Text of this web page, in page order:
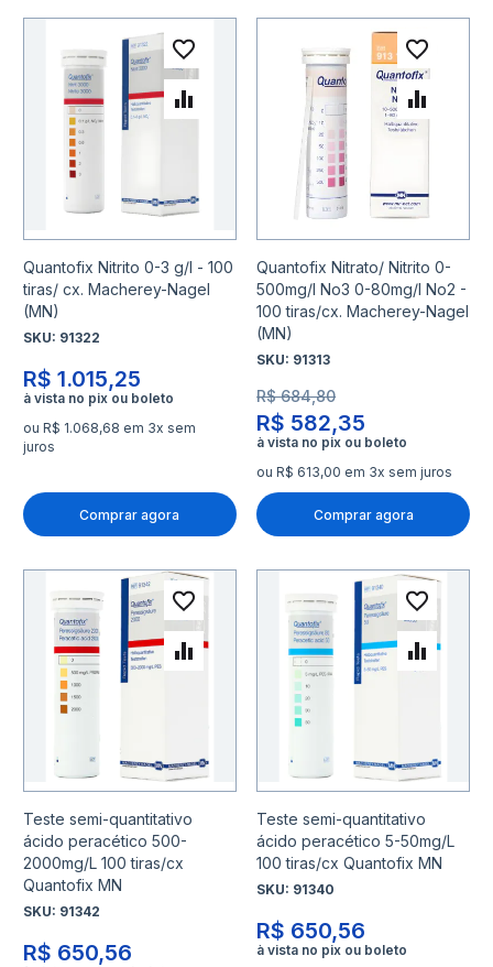
Quantofix Nitrito 0-3 g/l - 100
tiras/ cx. Macherey-Nagel
(MN)
SKU: 91322
R$ 1.015,25
ou R$ 1.068,68 em 3x sem
juros
Comprar agora
Adicionar à lista de
Adicionar para Comparar
Quantofix Nitrato/ Nitrito 0-
500mg/l No3 0-80mg/l No2 -
100 tiras/cx. Macherey-Nagel
(MN)
SKU: 91313
R$ 582,35
R$ 684,80
ou R$ 613,00 em 3x sem juros
Comprar agora
Teste semi-quantitativo
ácido peracético 500-
2000mg/L 100 tiras/cx
Quantofix MN
SKU: 91342
R$ 650,56
Adicionar à lista de
Adicionar para Comparar
Teste semi-quantitativo
ácido peracético 5-50mg/L
100 tiras/cx Quantofix MN
SKU: 91340
R$ 650,56